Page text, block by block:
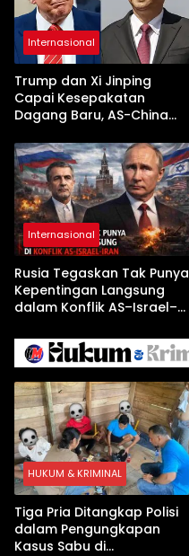
Internasional
Trump dan Xi Jinping
Capai Kesepakatan
Dagang Baru, AS-China
Jelang Kunjungan Beijing
Internasional
Rusia Tegaskan Tak Punya
Kepentingan Langsung
dalam Konflik AS–Israel–
HUKUM & KRIMINAL
Tiga Pria Ditangkap Polisi
dalam Pengungkapan
Kasus Sabu di